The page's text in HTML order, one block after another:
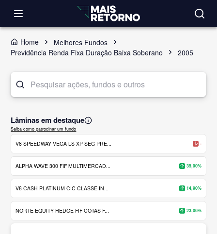
Home
Melhores Fundos
Previdência Renda Fixa Duração Baixa Soberano
2005
Lâminas em destaque
Saiba como patrocinar um fundo
V8 SPEEDWAY VEGA LS XP SEG PRE... -
ALPHA WAVE 300 FIF MULTIMERCAD... 35,90%
V8 CASH PLATINUM CIC CLASSE IN... 14,90%
NORTE EQUITY HEDGE FIF COTAS F... 23,06%